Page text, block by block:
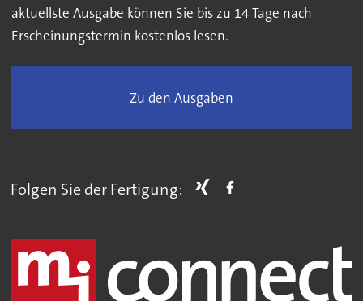
aktuellste Ausgabe können Sie bis zu 14 Tage nach
Erscheinungstermin kostenlos lesen.
Zu den Ausgaben
Folgen Sie der Fertigung: